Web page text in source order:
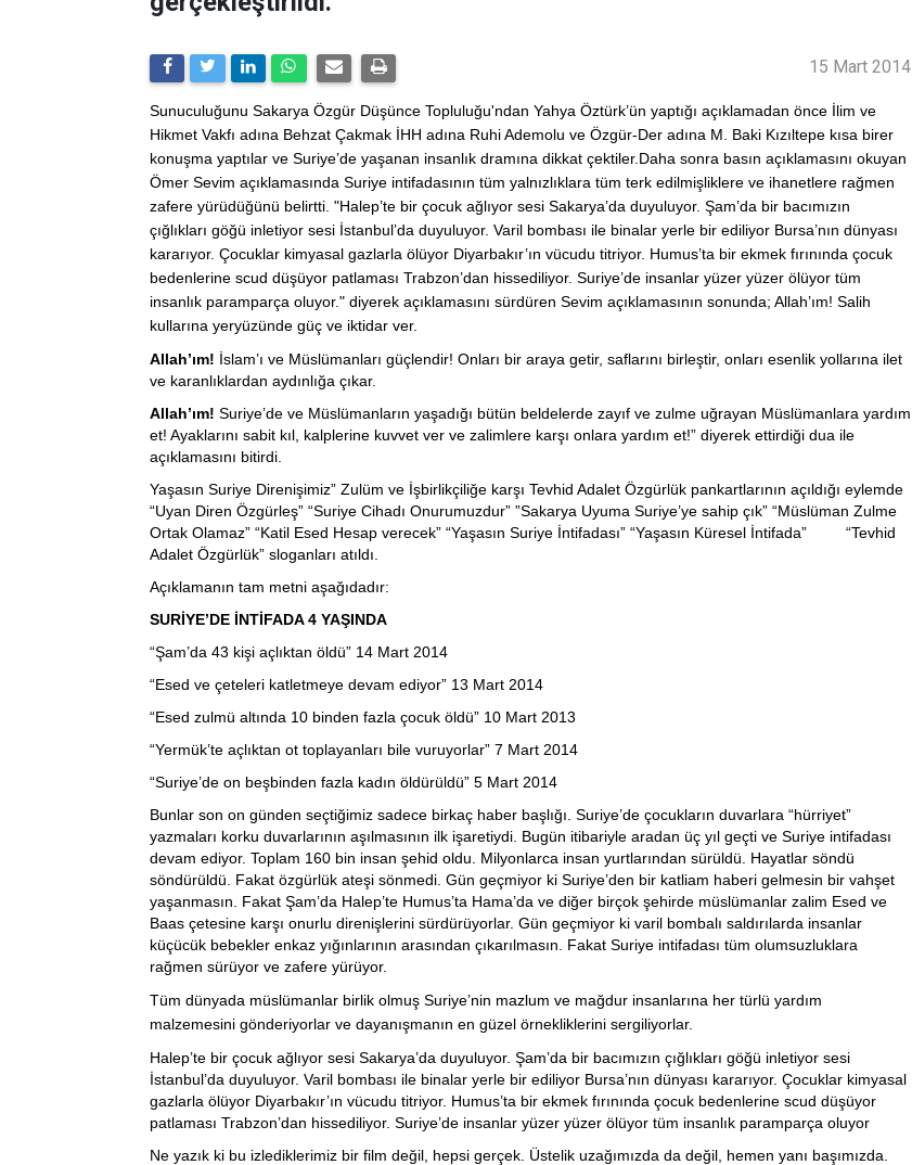
15 Mart 2014
Sunuculuğunu Sakarya Özgür Düşünce Topluluğu'ndan Yahya Öztürk’ün yaptığı açıklamadan önce İlim ve
Hikmet Vakfı adına Behzat Çakmak İHH adına Ruhi Ademolu ve Özgür-Der adına M. Baki Kızıltepe kısa birer
konuşma yaptılar ve Suriye’de yaşanan insanlık dramına dikkat çektiler.Daha sonra basın açıklamasını okuyan
Ömer Sevim açıklamasında Suriye intifadasının tüm yalnızlıklara tüm terk edilmişliklere ve ihanetlere rağmen
zafere yürüdüğünü belirtti. "Halep’te bir çocuk ağlıyor sesi Sakarya’da duyuluyor. Şam’da bir bacımızın
çığlıkları göğü inletiyor sesi İstanbul’da duyuluyor. Varil bombası ile binalar yerle bir ediliyor Bursa’nın dünyası
kararıyor. Çocuklar kimyasal gazlarla ölüyor Diyarbakır’ın vücudu titriyor. Humus’ta bir ekmek fırınında çocuk
bedenlerine scud düşüyor patlaması Trabzon’dan hissediliyor. Suriye’de insanlar yüzer yüzer ölüyor tüm
insanlık paramparça oluyor." diyerek açıklamasını sürdüren Sevim açıklamasının sonunda; Allah’ım! Salih
kullarına yeryüzünde güç ve iktidar ver.
Allah’ım! İslam’ı ve Müslümanları güçlendir! Onları bir araya getir, saflarını birleştir, onları esenlik yollarına ilet
ve karanlıklardan aydınlığa çıkar.
Allah’ım! Suriye’de ve Müslümanların yaşadığı bütün beldelerde zayıf ve zulme uğrayan Müslümanlara yardım
et! Ayaklarını sabit kıl, kalplerine kuvvet ver ve zalimlere karşı onlara yardım et!” diyerek ettirdiği dua ile
açıklamasını bitirdi.
Yaşasın Suriye Direnişimiz” Zulüm ve İşbirlikçiliğe karşı Tevhid Adalet Özgürlük pankartlarının açıldığı eylemde
“Uyan Diren Özgürleş” “Suriye Cihadı Onurumuzdur” ”Sakarya Uyuma Suriye’ye sahip çık” “Müslüman Zulme
Ortak Olamaz” “Katil Esed Hesap verecek” “Yaşasın Suriye İntifadası” “Yaşasın Küresel İntifada” “Tevhid
Adalet Özgürlük” sloganları atıldı.
Açıklamanın tam metni aşağıdadır:
SURİYE’DE İNTİFADA 4 YAŞINDA
“Şam’da 43 kişi açlıktan öldü” 14 Mart 2014
“Esed ve çeteleri katletmeye devam ediyor” 13 Mart 2014
“Esed zulmü altında 10 binden fazla çocuk öldü” 10 Mart 2013
“Yermük’te açlıktan ot toplayanları bile vuruyorlar” 7 Mart 2014
“Suriye’de on beşbinden fazla kadın öldürüldü” 5 Mart 2014
Bunlar son on günden seçtiğimiz sadece birkaç haber başlığı. Suriye’de çocukların duvarlara “hürriyet”
yazmaları korku duvarlarının aşılmasının ilk işaretiydi. Bugün itibariyle aradan üç yıl geçti ve Suriye intifadası
devam ediyor. Toplam 160 bin insan şehid oldu. Milyonlarca insan yurtlarından sürüldü. Hayatlar söndü
söndürüldü. Fakat özgürlük ateşi sönmedi. Gün geçmiyor ki Suriye’den bir katliam haberi gelmesin bir vahşet
yaşanmasın. Fakat Şam’da Halep’te Humus’ta Hama’da ve diğer birçok şehirde müslümanlar zalim Esed ve
Baas çetesine karşı onurlu direnişlerini sürdürüyorlar. Gün geçmiyor ki varil bombalı saldırılarda insanlar
küçücük bebekler enkaz yığınlarının arasından çıkarılmasın. Fakat Suriye intifadası tüm olumsuzluklara
rağmen sürüyor ve zafere yürüyor.
Tüm dünyada müslümanlar birlik olmuş Suriye’nin mazlum ve mağdur insanlarına her türlü yardım
malzemesini gönderiyorlar ve dayanışmanın en güzel örnekliklerini sergiliyorlar.
Halep’te bir çocuk ağlıyor sesi Sakarya’da duyuluyor. Şam’da bir bacımızın çığlıkları göğü inletiyor sesi
İstanbul’da duyuluyor. Varil bombası ile binalar yerle bir ediliyor Bursa’nın dünyası kararıyor. Çocuklar kimyasal
gazlarla ölüyor Diyarbakır’ın vücudu titriyor. Humus’ta bir ekmek fırınında çocuk bedenlerine scud düşüyor
patlaması Trabzon’dan hissediliyor. Suriye’de insanlar yüzer yüzer ölüyor tüm insanlık paramparça oluyor
Ne yazık ki bu izlediklerimiz bir film değil, hepsi gerçek. Üstelik uzağımızda da değil, hemen yanı başımızda.